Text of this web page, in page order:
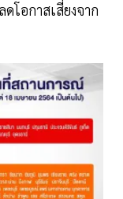
โอกาสเสี่ยงจาก